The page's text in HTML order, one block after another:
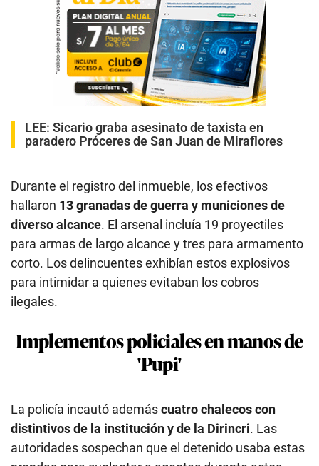
LEE: Sicario graba asesinato de taxista en
paradero Próceres de San Juan de Miraflores
Durante el registro del inmueble, los efectivos
hallaron 13 granadas de guerra y municiones de
diverso alcance. El arsenal incluía 19 proyectiles
para armas de largo alcance y tres para armamento
corto. Los delincuentes exhibían estos explosivos
para intimidar a quienes evitaban los cobros
ilegales.
Implementos policiales en manos de
'Pupi'
La policía incautó ademáscuatro chalecos con
distintivos de la institución y de la Dirincri. Las
autoridades sospechan que el detenido usaba estas